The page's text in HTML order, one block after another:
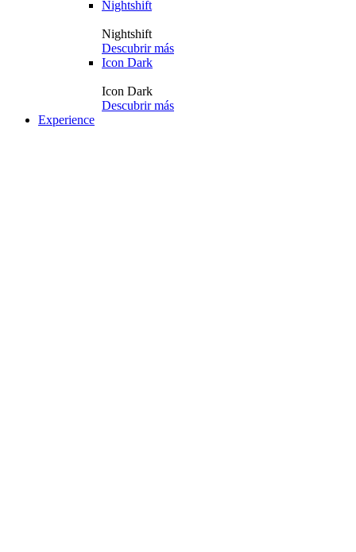
Nightshift
Nightshift
Descubrir más
Icon Dark
Icon Dark
Descubrir más
Experience